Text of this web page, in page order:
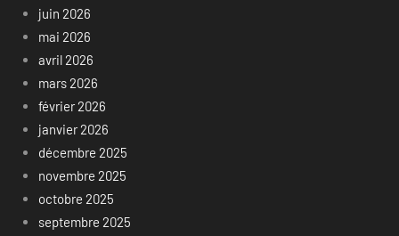
juin 2026
mai 2026
avril 2026
mars 2026
février 2026
janvier 2026
décembre 2025
novembre 2025
octobre 2025
septembre 2025